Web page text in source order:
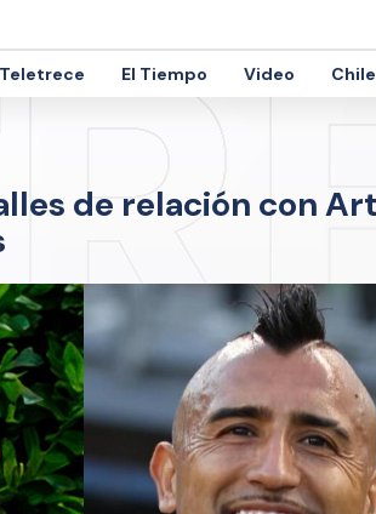
El Tiempo Video Chile
de relación con